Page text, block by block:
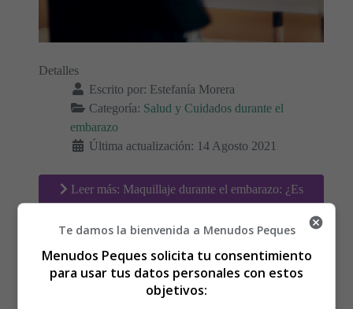
Detalles
Escrito por: Estefanía Morera
Categoría: Salud y Cuidados durante el
embarazo
Última actualización: 14 Agosto 2021
Leer más: Maquillaje durante el embarazo: ¿Es
seguro?
La importancia del calcio
Te damos la bienvenida a Menudos Peques
Menudos Peques solicita tu consentimiento
para usar tus datos personales con estos
objetivos: